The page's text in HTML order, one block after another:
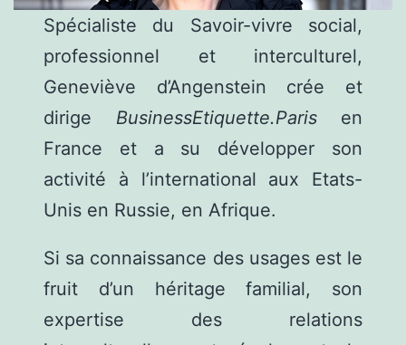
Spécialiste du Savoir-vivre social,
professionnel et interculturel,
Geneviève d’Angenstein crée et
dirige BusinessEtiquette.Parisen
France et a su développer son
activité à l’international aux Etats-
Unis en Russie, en Afrique.
Si sa connaissance des usages est le
fruit d’un héritage familial, son
expertise des relations